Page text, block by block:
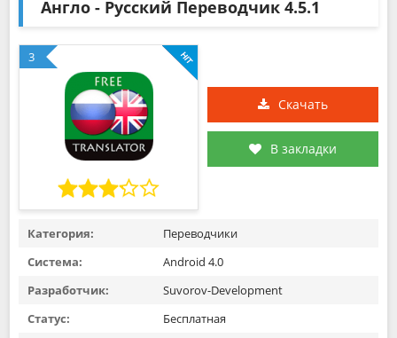
Англо - Русский Переводчик 4.5.1
3
Скачать
В закладки
Категория:
Переводчики
Система:
Android 4.0
Разработчик:
Suvorov-Development
Статус:
Бесплатная